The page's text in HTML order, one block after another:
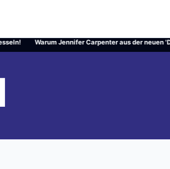
· Warum Jennifer Carpenter aus der neuen